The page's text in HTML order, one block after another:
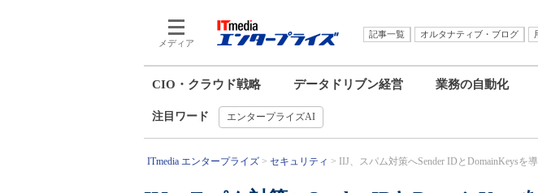
メディア
記事一覧 オルタナティブ・ブログ
CIO・クラウド戦略 データドリブン経営 業務の自動化
注目ワード エンタープライズAI
ITmedia エンタープライズ セキュリティ IIJ、スパム対策へSender IDとDomainKeysを